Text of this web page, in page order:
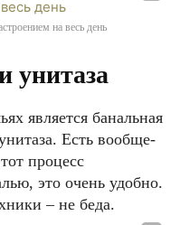
на весь день
унитаза
является банальная
Есть вообще-
процесс
это очень удобно.
– не беда.